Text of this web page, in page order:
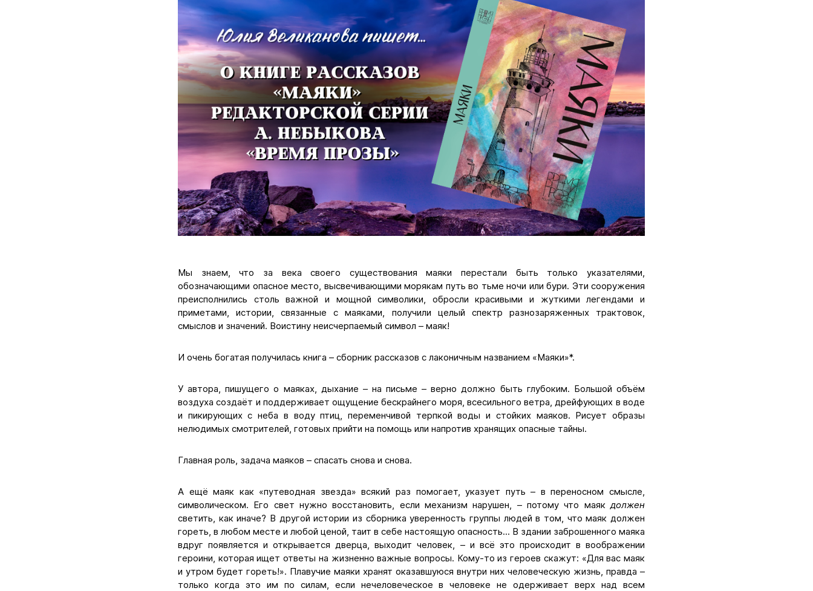
Мы знаем, что за века своего существования маяки перестали быть только указателями,
обозначающими опасное место, высвечивающими морякам путь во тьме ночи или бури. Эти сооружения
преисполнились столь важной и мощной символики, обросли красивыми и жуткими легендами и
приметами, истории, связанные с маяками, получили целый спектр разнозаряженных трактовок,
смыслов и значений. Воистину неисчерпаемый символ – маяк!
И очень богатая получилась книга – сборник рассказов с лаконичным названием «Маяки»*.
У автора, пишущего о маяках, дыхание – на письме – верно должно быть глубоким. Большой объём
воздуха создаёт и поддерживает ощущение бескрайнего моря, всесильного ветра, дрейфующих в воде
и пикирующих с неба в воду птиц, переменчивой терпкой воды и стойких маяков. Рисует образы
нелюдимых смотрителей, готовых прийти на помощь или напротив хранящих опасные тайны.
Главная роль, задача маяков – спасать снова и снова.
А ещё маяк как «путеводная звезда» всякий раз помогает, указует путь – в переносном смысле,
символическом. Его свет нужно восстановить, если механизм нарушен, – потому что маякдолжен
светить, как иначе? В другой истории из сборника уверенность группы людей в том, что маяк должен
гореть, в любом месте и любой ценой, таит в себе настоящую опасность... В здании заброшенного маяка
вдруг появляется и открывается дверца, выходит человек, – и всё это происходит в воображении
героини, которая ищет ответы на жизненно важные вопросы. Кому-то из героев скажут: «Для вас маяк
и утром будет гореть!». Плавучие маяки хранят оказавшуюся внутри них человеческую жизнь, правда –
только когда это им по силам, если нечеловеческое в человеке не одерживает верх над всем